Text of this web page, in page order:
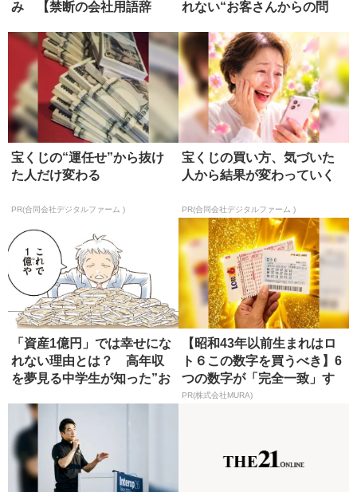
み 【禁断の会社用語辞
れない“お客さんからの問
宝くじの“運任せ”から抜け
た人だけ変わる
PR(合同会社デジタルファーム )
宝くじの買い方、気づいた
人から結果が変わっていく
PR(合同会社デジタルファーム )
「資産1億円」では幸せにな
れない理由とは？ 高年収
を夢見る中学生が知った”お
【昭和43年以前生まれはロ
ト６この数字を買うべき】6
つの数字が「完全一致」す
る方...
PR(株式会社MURA)